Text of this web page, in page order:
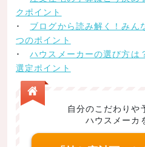
スキップフロアを作る
デッドスペースをできるだ
狭小住宅の土地選びのポイ
建ぺい率・容積率
住みたい街かどうか
まとめ
クポイント
･ ブログから読み解く！みん
つのポイント
･ハウスメーカーの選び方は
選定ポイント
自分のこだわりや
ハウスメーカ